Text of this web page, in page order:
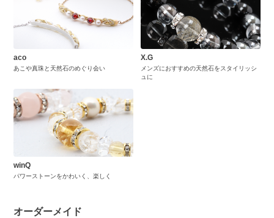
aco
あこや真珠と天然石のめぐり会い
X.G
メンズにおすすめの天然石をスタイリッシ
ュに
winQ
パワーストーンをかわいく、楽しく
オーダーメイド